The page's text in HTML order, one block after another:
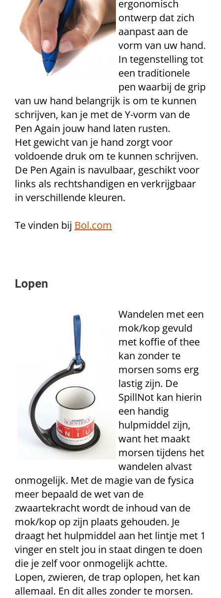
ergonomisch
ontwerp dat zich
aanpast aan de
vorm van uw hand.
In tegenstelling tot
een traditionele
pen waarbij de grip
van uw hand belangrijk is om te kunnen
schrijven, kan je met de Y-vorm van de
Pen Again jouw hand laten rusten.
Het gewicht van je hand zorgt voor
voldoende druk om te kunnen schrijven.
De Pen Again is navulbaar, geschikt voor
links als rechtshandigen en verkrijgbaar
in verschillende kleuren.
Te vinden bij Bol.com
Lopen
Wandelen met een
mok/kop gevuld
met koffie of thee
kan zonder te
morsen soms erg
lastig zijn. De
SpillNot kan hierin
een handig
hulpmiddel zijn,
want het maakt
morsen tijdens het
wandelen alvast
onmogelijk. Met de magie van de fysica
meer bepaald de wet van de
zwaartekracht wordt de inhoud van de
mok/kop op zijn plaats gehouden. Je
draagt het hulpmiddel aan het lintje met 1
vinger en stelt jou in staat dingen te doen
die je zelf voor onmogelijk achtte.
Lopen, zwieren, de trap oplopen, het kan
allemaal. En dit alles zonder te morsen.